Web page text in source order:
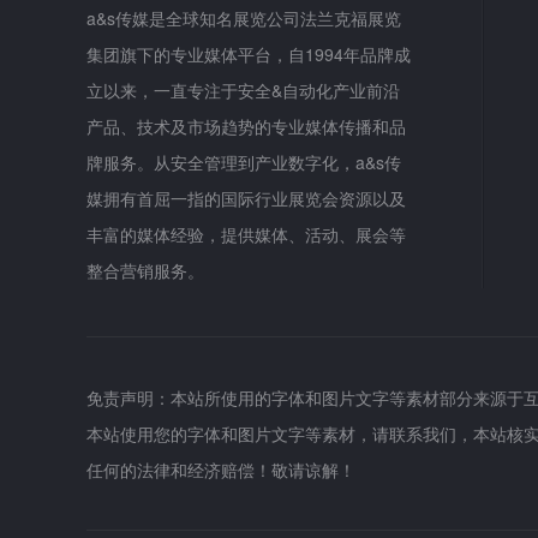
a&s传媒是全球知名展览公司法兰克福展览
集团旗下的专业媒体平台，自1994年品牌成
立以来，一直专注于安全&自动化产业前沿
产品、技术及市场趋势的专业媒体传播和品
牌服务。从安全管理到产业数字化，a&s传
媒拥有首屈一指的国际行业展览会资源以及
丰富的媒体经验，提供媒体、活动、展会等
整合营销服务。
免责声明：本站所使用的字体和图片文字等素材部分来源
本站使用您的字体和图片文字等素材，请联系我们，本站
任何的法律和经济赔偿！敬请谅解！